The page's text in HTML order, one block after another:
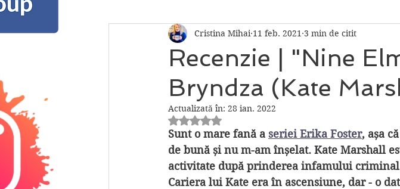
Recenzie | "Nine
Bryndza (Kate
Cristina Mihai 11 feb. 2021 3 min de citit
Actualizată în: 28 ian. 2022
Evaluat(ă) cu NaN din 5 stele.
Sunt o mare fană a seriei Erika Foster, așa
de bună și nu m-am înșelat. Kate Marshall
activitate după prinderea infamului
Cariera lui Kate era în ascensiune, dar - o